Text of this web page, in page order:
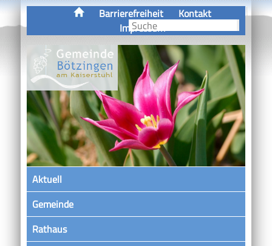
Barrierefreiheit
Kontakt
Impressum
Aktuell
Gemeinde
Rathaus